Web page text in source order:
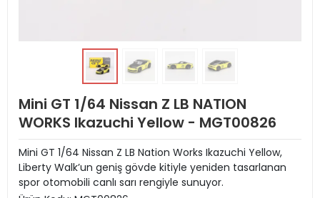
Mini GT 1/64 Nissan Z LB NATION
WORKS Ikazuchi Yellow - MGT00826
Mini GT 1/64 Nissan Z LB Nation Works Ikazuchi Yellow,
Liberty Walk’un geniş gövde kitiyle yeniden tasarlanan
spor otomobili canlı sarı rengiyle sunuyor.